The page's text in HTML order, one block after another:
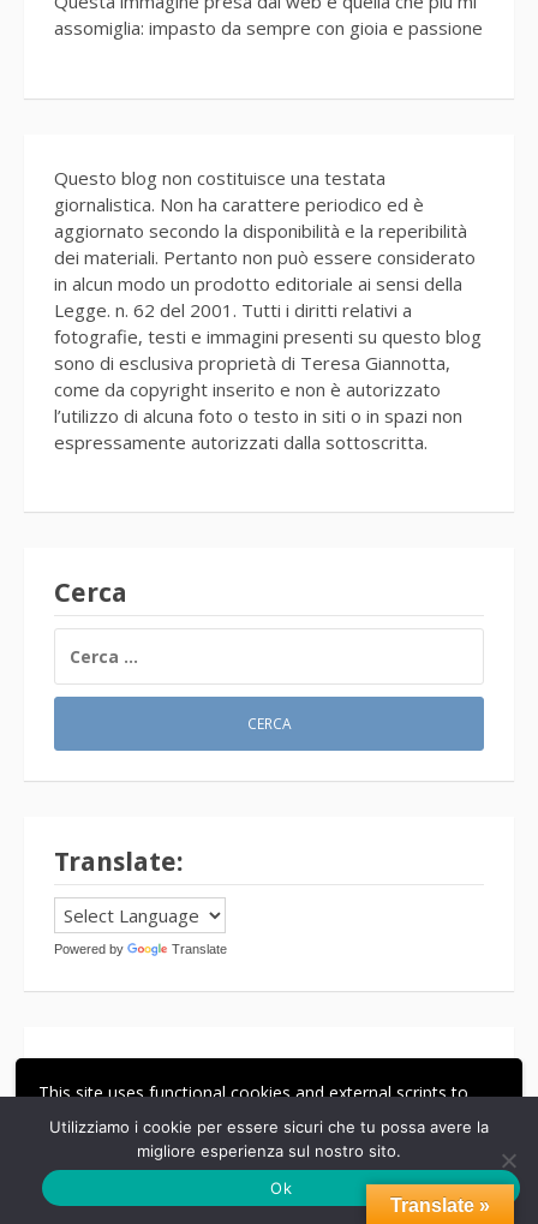
This site uses functional cookies and external scripts to
improve your experience.
LE MIE IMPOSTAZIONI
ACCETTA
assomiglia: impasto da sempre con gioia e passione
Questo blog non costituisce una testata
giornalistica. Non ha carattere periodico ed è
aggiornato secondo la disponibilità e la reperibilità
dei materiali. Pertanto non può essere considerato
in alcun modo un prodotto editoriale ai sensi della
Legge. n. 62 del 2001. Tutti i diritti relativi a
fotografie, testi e immagini presenti su questo blog
sono di esclusiva proprietà di Teresa Giannotta,
come da copyright inserito e non è autorizzato
l’utilizzo di alcuna foto o testo in siti o in spazi non
espressamente autorizzati dalla sottoscritta.
Cerca
PER:
Translate:
Powered by Translate
Translate »
Utilizziamo i cookie per essere sicuri che tu possa avere la
migliore esperienza sul nostro sito.
Ok